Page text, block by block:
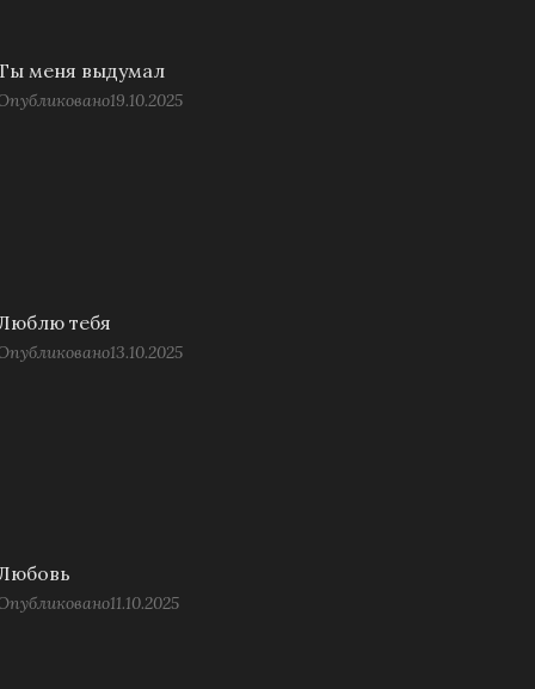
меня выдумал
19.10.2025
тебя
13.10.2025
11.10.2025